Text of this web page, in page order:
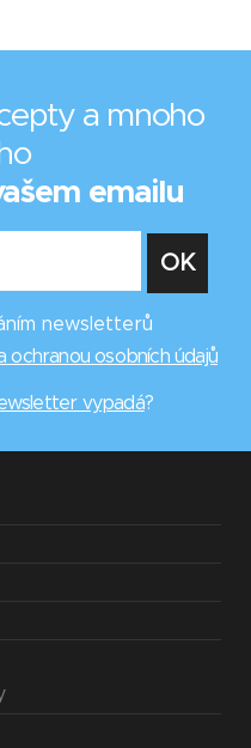
a mnoho
emailu
newsletterů
ochranou osobních údajů
vypadá?